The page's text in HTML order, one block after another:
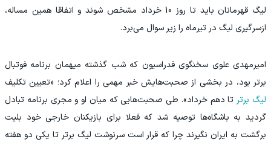
لیگ قهرمانان باید تا روز 10 خرداد مشخص شوند و اتفاقا همین مساله،
ازسرگیری لیگ در تیرماه را زیر سوال می‌برد.
امیرمهدی علوی سخنگوی فدراسیون که شب گذشته میهمان برنامه فوتبال
برتر بود، در بخشی از صحبت‌هایش خبر مهمی را اعلام کرد؛ «تعیین تکلیف
لیگ برتر تا دهم خرداد». طی صحبت‌هایی که میان او و مجری برنامه تبادل
گردید به باشگاه‌ها توصیه شد که فعلا برای بازیکنان خارجی خود بلیت
برگشت به ایران نگیرند چرا که قرار است سرنوشت لیگ برتر تا یکی دو هفته